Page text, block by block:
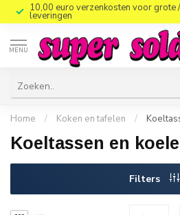
10,00 euro verzenkosten voor grote
leveringen
MENU
Home / Koken en tafelen /
Koeltassen en
Filters